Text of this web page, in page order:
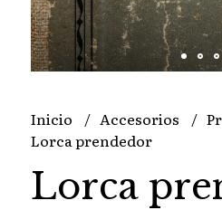
Inicio Accesorios
Lorca prendedor
Lorca